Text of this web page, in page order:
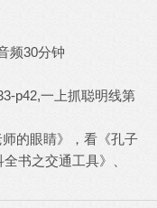
频30分钟
p42,一上抓聪明线第
的眼睛》，看《孔子
书之交通工具》、